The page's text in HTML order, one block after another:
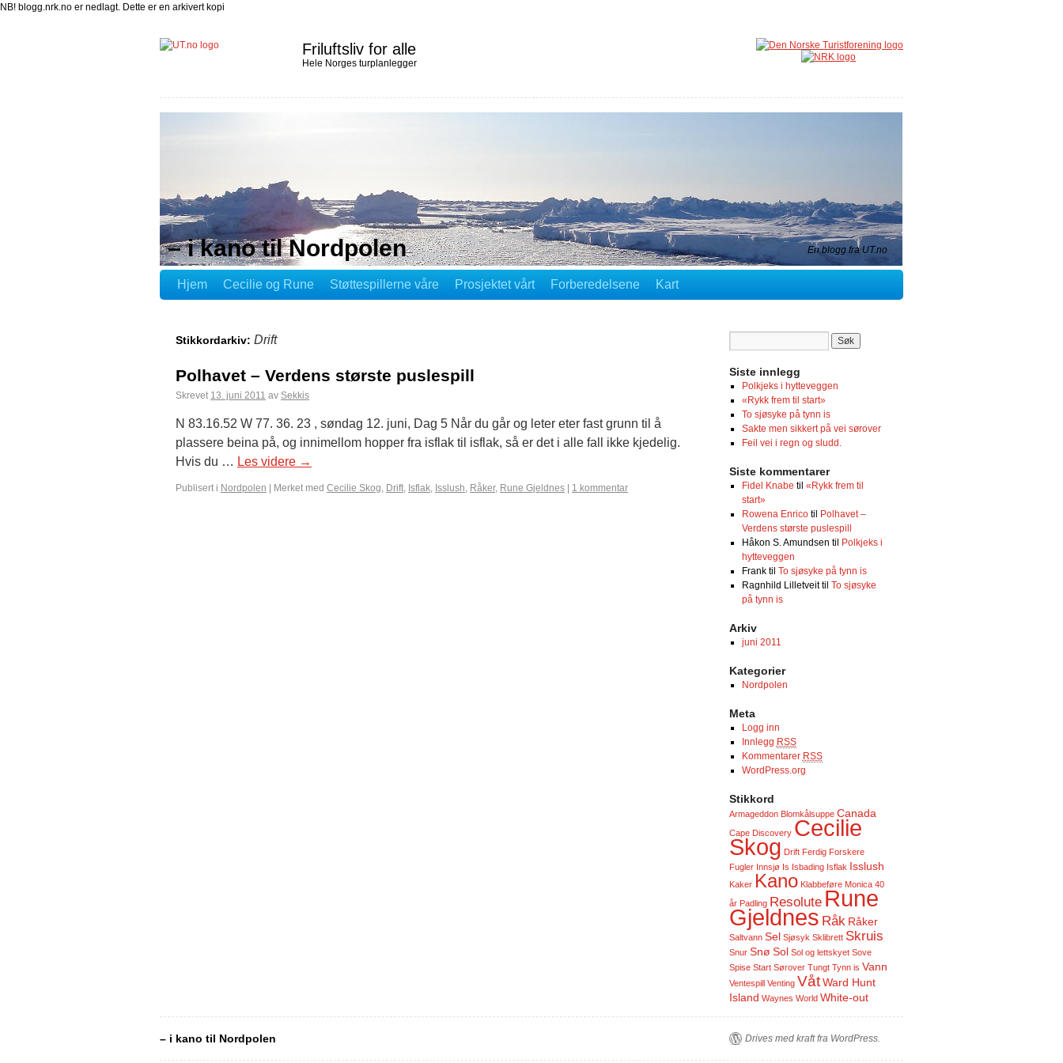
NB! blogg.nrk.no er nedlagt. Dette er en arkivert kopi
Friluftsliv for alle
Hele Norges turplanlegger
– i kano til Nordpolen En blogg fra UT.no
Hjem Cecilie og Rune Støttespillerne våre Prosjektet vårt Forberedelsene Kart
Stikkordarkiv: Drift
Polhavet – Verdens største puslespill
Skrevet 13. juni 2011 av Sekkis
N 83.16.52 W 77. 36. 23 , søndag 12. juni, Dag 5 Når du går og leter eter fast grunn til å
plassere beina på, og innimellom hopper fra isflak til isflak, så er det i alle fall ikke kjedelig.
Hvis du … Les videre →
Publisert i Nordpolen Merket med Cecilie Skog, Drift, Isflak, Isslush, Råker, Rune Gjeldnes 1 kommentar
Siste innlegg
Polkjeks i hytteveggen
«Rykk frem til start»
To sjøsyke på tynn is
Sakte men sikkert på vei sørover
Feil vei i regn og sludd.
Siste kommentarer
Fidel Knabe til «Rykk frem til
start»
Rowena Enricotil
Polhavet –
Verdens største puslespill
Håkon S. Amundsen til
Polkjeks i
hytteveggen
Franktil To sjøsyke på tynn is
Ragnhild Lilletveittil To sjøsyke
på tynn is
Arkiv
juni 2011
Kategorier
Nordpolen
Meta
Logg inn
Innlegg RSS
Kommentarer RSS
WordPress.org
Stikkord
Armageddon Blomkålsuppe Canada
Cape Discovery Cecilie
Skog Drift Ferdig Forskere
Fugler Innsjø Is Isbading Isflak Isslush
Kaker Kano Klabbeføre Monica 40
år Padling Resolute Rune
Gjeldnes Råk Råker
Saltvann Sel Sjøsyk Sklibrett Skruis
Snur Snø Sol Sol og lettskyet Sove
Spise Start Sørover Tungt Tynn is Vann
Ventespill Venting VåtWard Hunt
Island Waynes World White-out
– i kano til Nordpolen Drives med kraft fra WordPress.